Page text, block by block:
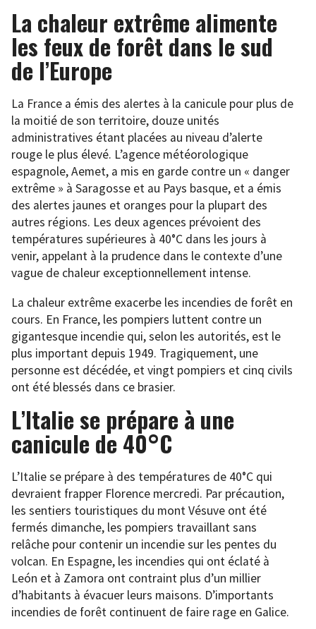
La chaleur extrême alimente
les feux de forêt dans le sud
de l’Europe
La France a émis des alertes à la canicule pour plus de
la moitié de son territoire, douze unités
administratives étant placées au niveau d’alerte
rouge le plus élevé. L’agence météorologique
espagnole, Aemet, a mis en garde contre un « danger
extrême » à Saragosse et au Pays basque, et a émis
des alertes jaunes et oranges pour la plupart des
autres régions. Les deux agences prévoient des
températures supérieures à 40°C dans les jours à
venir, appelant à la prudence dans le contexte d’une
vague de chaleur exceptionnellement intense.
La chaleur extrême exacerbe les incendies de forêt en
cours. En France, les pompiers luttent contre un
gigantesque incendie qui, selon les autorités, est le
plus important depuis 1949. Tragiquement, une
personne est décédée, et vingt pompiers et cinq civils
ont été blessés dans ce brasier.
L’Italie se prépare à une
canicule de 40°C
L’Italie se prépare à des températures de 40°C qui
devraient frapper Florence mercredi. Par précaution,
les sentiers touristiques du mont Vésuve ont été
fermés dimanche, les pompiers travaillant sans
relâche pour contenir un incendie sur les pentes du
volcan. En Espagne, les incendies qui ont éclaté à
León et à Zamora ont contraint plus d’un millier
d’habitants à évacuer leurs maisons. D’importants
incendies de forêt continuent de faire rage en Galice.